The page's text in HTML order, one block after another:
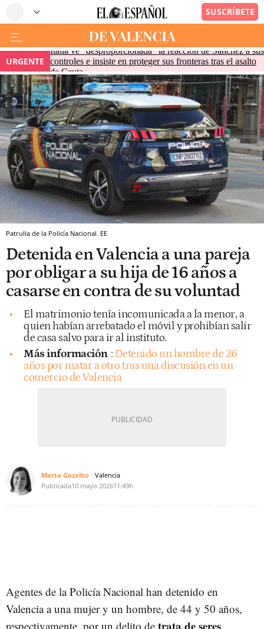
URGENTE
Italia ve "desproporcionada" la reacción de Sánchez a sus
controles e insiste en proteger sus fronteras tras el asalto
de Ceuta
Patrulla de la Policía Nacional. EE
Detenida en Valencia a una pareja
por obligar a su hija de 16 años a
casarse en contra de su voluntad
El matrimonio tenía incomunicada a la menor, a
quien habían arrebatado el móvil y prohibían salir
de casa salvo para ir al instituto.
Más información : Detenido un hombre de 26
años por matar a otro tras una discusión en un
comercio de Valencia
Marta Gozalbo
Valencia
Publicada10 mayo 202611:49h
Agentes de la Policía Nacional han detenido en
Valencia a una mujer y un hombre, de 44 y 50 años,
respectivamente, por un delito de trata de seres